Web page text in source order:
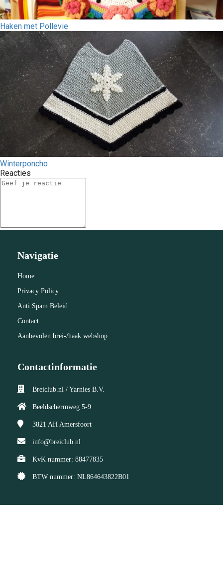
Haken met Pollevie
Winterponcho
Reacties
Navigatie
Home
Privacy Policy
Anti Spam Beleid
Contact
Aanbevolen brei-/haak webshop
Contactinformatie
Breiclub.nl / Yarnies B.V.
Beeldschermweg 5-9
3821 AH Amersfoort
info@breiclub.nl
KvK nummer: 88477835
BTW nummer: NL864643822B01